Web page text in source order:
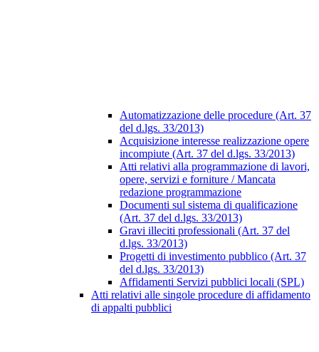
Automatizzazione delle procedure (Art. 37
del d.lgs. 33/2013)
Acquisizione interesse realizzazione opere
incompiute (Art. 37 del d.lgs. 33/2013)
Atti relativi alla programmazione di lavori,
opere, servizi e forniture / Mancata
redazione programmazione
Documenti sul sistema di qualificazione
(Art. 37 del d.lgs. 33/2013)
Gravi illeciti professionali (Art. 37 del
d.lgs. 33/2013)
Progetti di investimento pubblico (Art. 37
del d.lgs. 33/2013)
Affidamenti Servizi pubblici locali (SPL)
Atti relativi alle singole procedure di affidamento
di appalti pubblici